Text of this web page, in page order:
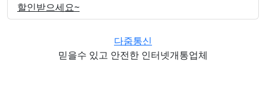
할인받으세요~
다줌통신
믿을수 있고 안전한 인터넷개통업체